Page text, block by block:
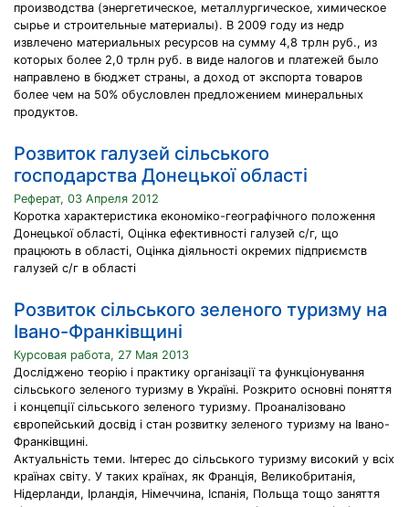
производства (энергетическое, металлургическое, химическое
сырье и строительные материалы). В 2009 году из недр
извлечено материальных ресурсов на сумму 4,8 трлн руб., из
которых более 2,0 трлн руб. в виде налогов и платежей было
направлено в бюджет страны, а доход от экспорта товаров
более чем на 50% обусловлен предложением минеральных
продуктов.
Розвиток галузей сільського
господарства Донецької області
Реферат, 03 Апреля 2012
Коротка характеристика економіко-географічного положення
Донецької області, Оцінка ефективності галузей с/г, що
працюють в області, Оцінка діяльності окремих підприємств
галузей с/г в області
Розвиток сільського зеленого туризму на
Івано-Франківщині
Курсовая работа, 27 Мая 2013
Досліджено теорію і практику організації та функціонування
сільського зеленого туризму в Україні. Розкрито основні поняття
і концепції сільського зеленого туризму. Проаналізовано
європейський досвід і стан розвитку зеленого туризму на Івано-
Франківщині.
Актуальність теми. Інтерес до сільського туризму високий у всіх
країнах світу. У таких країнах, як Франція, Великобританія,
Нідерланди, Ірландія, Німеччина, Іспанія, Польща тощо заняття